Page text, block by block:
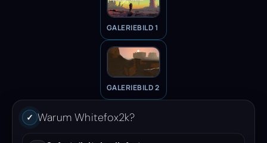
GALERIEBILD 1
GALERIEBILD 2
✓ Warum Whitefox2k?